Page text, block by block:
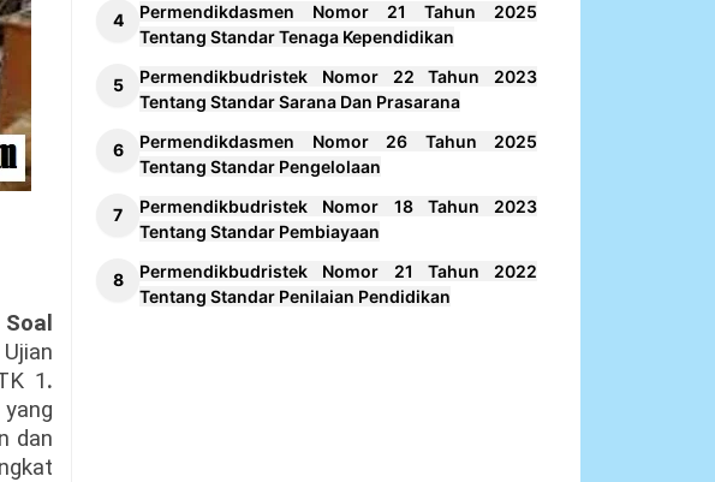
1.
dan
Permendikdasmen Nomor 21 Tahun 2025
Tentang Standar Tenaga Kependidikan
Permendikbudristek Nomor 22 Tahun 2023
Tentang Standar Sarana Dan Prasarana
Permendikdasmen Nomor 26 Tahun 2025
Tentang Standar Pengelolaan
Permendikbudristek Nomor 18 Tahun 2023
Tentang Standar Pembiayaan
Permendikbudristek Nomor 21 Tahun 2022
Tentang Standar Penilaian Pendidikan